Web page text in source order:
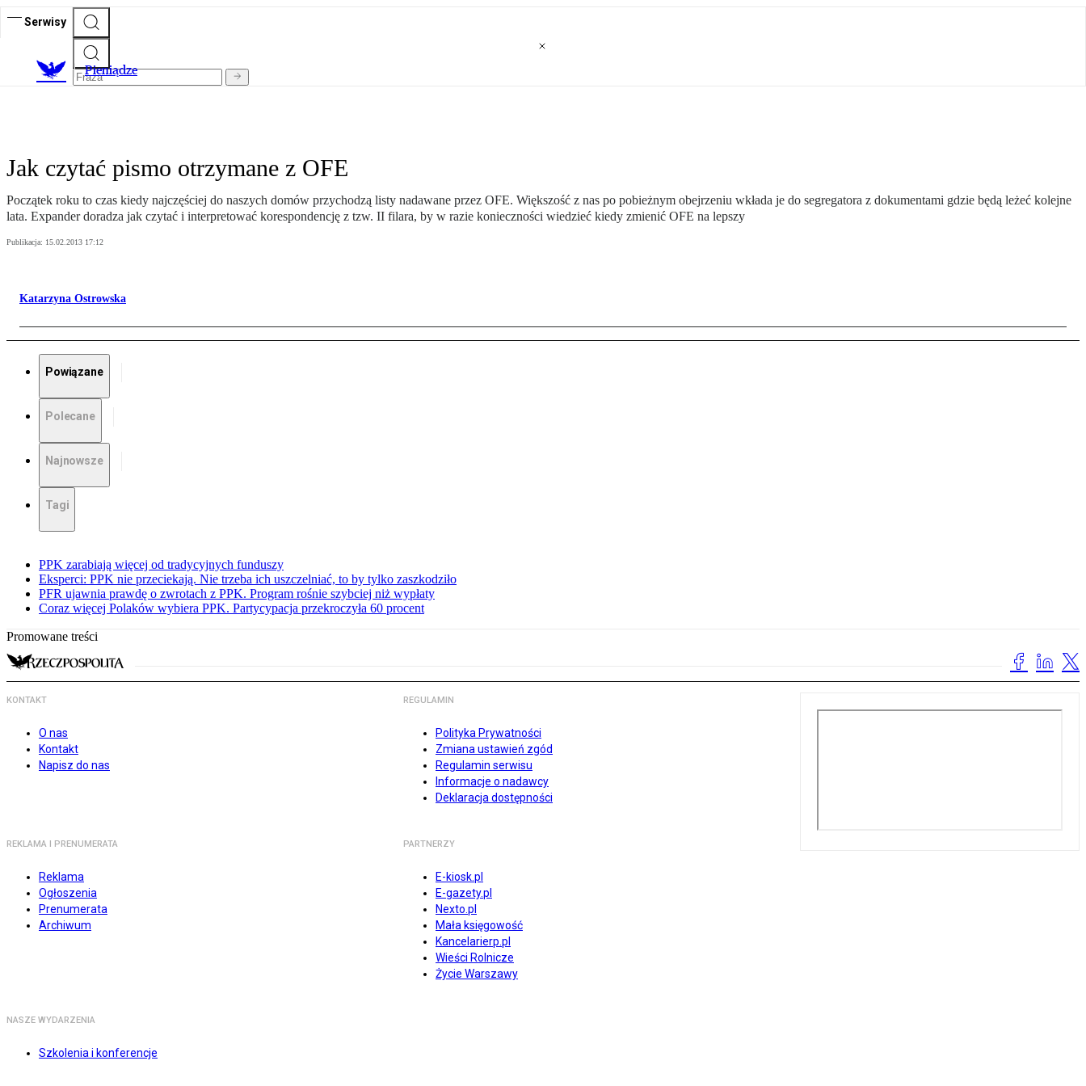
Serwisy
Pieniądze
Jak czytać pismo otrzymane z OFE
Początek roku to czas kiedy najczęściej do naszych domów przychodzą listy nadawane przez OFE. Większość z nas po pobieżnym obejrzeniu wkłada je do segregatora z dokumentami gdzie będą leżeć kolejne
lata. Expander doradza jak czytać i interpretować korespondencję z tzw. II filara, by w razie konieczności wiedzieć kiedy zmienić OFE na lepszy
Publikacja: 15.02.2013 17:12
Katarzyna Ostrowska
Powiązane
Polecane
Najnowsze
Tagi
PPK zarabiają więcej od tradycyjnych funduszy
Eksperci: PPK nie przeciekają. Nie trzeba ich uszczelniać, to by tylko zaszkodziło
PFR ujawnia prawdę o zwrotach z PPK. Program rośnie szybciej niż wypłaty
Coraz więcej Polaków wybiera PPK. Partycypacja przekroczyła 60 procent
Promowane treści
KONTAKT
O nas
Kontakt
Napisz do nas
REGULAMIN
Polityka Prywatności
Zmiana ustawień zgód
Regulamin serwisu
Informacje o nadawcy
Deklaracja dostępności
REKLAMA I PRENUMERATA
Reklama
Ogłoszenia
Prenumerata
Archiwum
PARTNERZY
E-kiosk.pl
E-gazety.pl
Nexto.pl
Mała księgowość
Kancelarierp.pl
Wieści Rolnicze
Życie Warszawy
NASZE WYDARZENIA
Szkolenia i konferencje